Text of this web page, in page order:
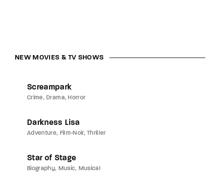
NEW MOVIES & TV SHOWS
Screampark
Crime Drama Horror
Darkness Lisa
Adventure Film-Noir Thriller
Star of Stage
Biography Music Musical